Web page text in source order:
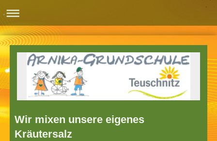
Wir mixen unsere eigenes
Kräutersalz